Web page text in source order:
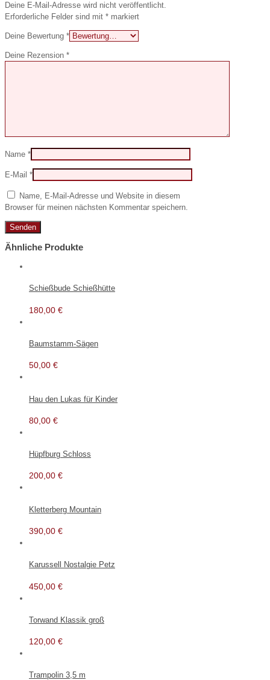
Deine E-Mail-Adresse wird nicht veröffentlicht.
Erforderliche Felder sind mit * markiert
Deine Bewertung *
Deine Rezension *
Name *
E-Mail *
Name, E-Mail-Adresse und Website in diesem
Browser für meinen nächsten Kommentar speichern.
Ähnliche Produkte
Schießbude Schießhütte
180,00 €
Baumstamm-Sägen
50,00 €
Hau den Lukas für Kinder
80,00 €
Hüpfburg Schloss
200,00 €
Kletterberg Mountain
390,00 €
Karussell Nostalgie Petz
450,00 €
Torwand Klassik groß
120,00 €
Trampolin 3,5 m